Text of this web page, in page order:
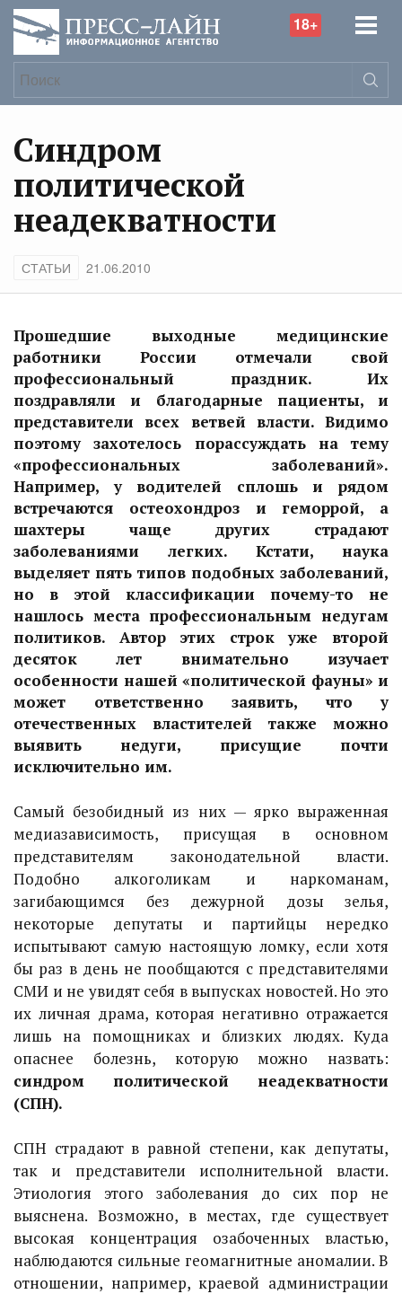
18+
Синдром
политической
неадекватности
СТАТЬИ 21.06.2010
Прошедшие выходные медицинские
работники России отмечали свой
профессиональный праздник. Их
поздравляли и благодарные пациенты, и
представители всех ветвей власти. Видимо
поэтому захотелось порассуждать на тему
«профессиональных заболеваний».
Например, у водителей сплошь и рядом
встречаются остеохондроз и геморрой, а
шахтеры чаще других страдают
заболеваниями легких. Кстати, наука
выделяет пять типов подобных заболеваний,
но в этой классификации почему-то не
нашлось места профессиональным недугам
политиков. Автор этих строк уже второй
десяток лет внимательно изучает
особенности нашей «политической фауны» и
может ответственно заявить, что у
отечественных властителей также можно
выявить недуги, присущие почти
исключительно им.
Самый безобидный из них — ярко выраженная
медиазависимость, присущая в основном
представителям законодательной власти.
Подобно алкоголикам и наркоманам,
загибающимся без дежурной дозы зелья,
некоторые депутаты и партийцы нередко
испытывают самую настоящую ломку, если хотя
бы раз в день не пообщаются с представителями
СМИ и не увидят себя в выпусках новостей. Но это
их личная драма, которая негативно отражается
лишь на помощниках и близких людях. Куда
опаснее болезнь, которую можно назвать:
синдром политической неадекватности
(СПН).
СПН страдают в равной степени, как депутаты,
так и представители исполнительной власти.
Этиология этого заболевания до сих пор не
выяснена. Возможно, в местах, где существует
высокая концентрация озабоченных властью,
наблюдаются сильные геомагнитные аномалии. В
отношении, например, краевой администрации